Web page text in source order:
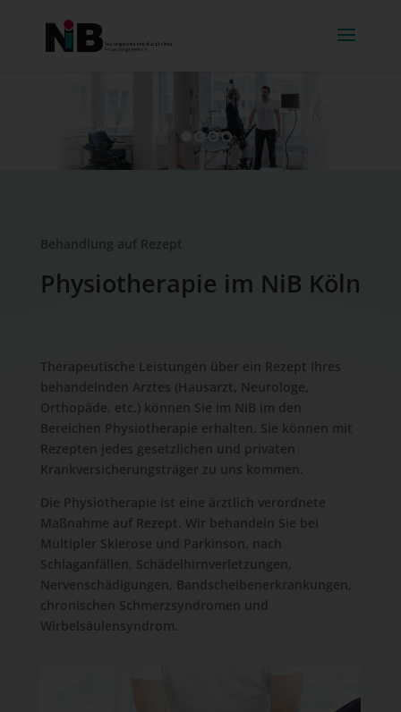
2 3 4
Behandlung auf Rezept
Physiotherapie im NiB Köln
Therapeutische Leistungen über ein Rezept Ihres
behandelnden Arztes (Hausarzt, Neurologe,
Orthopäde, etc.) können Sie im NiB im den
Bereichen Physiotherapie erhalten. Sie können mit
Rezepten jedes gesetzlichen und privaten
Krankversicherungsträger zu uns kommen.
Die Physiotherapie ist eine ärztlich verordnete
Maßnahme auf Rezept. Wir behandeln Sie bei
Multipler Sklerose und Parkinson, nach
Schlaganfällen, Schädelhirnverletzungen,
Nervenschädigungen, Bandscheibenerkrankungen,
chronischen Schmerzsyndromen und
Wirbelsäulensyndrom.